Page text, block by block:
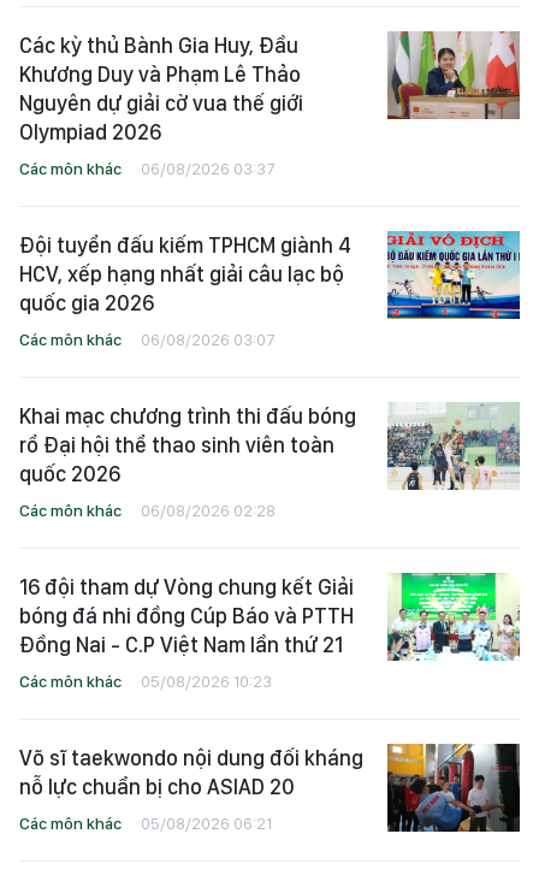
Các kỳ thủ Bành Gia Huy, Đầu
Khương Duy và Phạm Lê Thảo
Nguyên dự giải cờ vua thế giới
Olympiad 2026
Các môn khác 06/08/2026 03:37
Đội tuyển đấu kiếm TPHCM giành 4
HCV, xếp hạng nhất giải câu lạc bộ
quốc gia 2026
Các môn khác 06/08/2026 03:07
Khai mạc chương trình thi đấu bóng
rổ Đại hội thể thao sinh viên toàn
quốc 2026
Các môn khác 06/08/2026 02:28
16 đội tham dự Vòng chung kết Giải
bóng đá nhi đồng Cúp Báo và PTTH
Đồng Nai - C.P Việt Nam lần thứ 21
Các môn khác 05/08/2026 10:23
Võ sĩ taekwondo nội dung đối kháng
nỗ lực chuẩn bị cho ASIAD 20
Các môn khác 05/08/2026 06:21